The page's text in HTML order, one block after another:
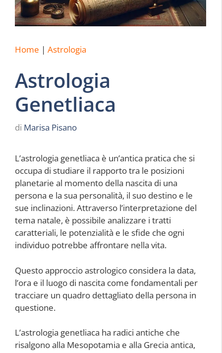
Home | Astrologia
Astrologia
Genetliaca
di Marisa Pisano
L’astrologia genetliaca è un’antica pratica che si
occupa di studiare il rapporto tra le posizioni
planetarie al momento della nascita di una
persona e la sua personalità, il suo destino e le
sue inclinazioni. Attraverso l’interpretazione del
tema natale, è possibile analizzare i tratti
caratteriali, le potenzialità e le sfide che ogni
individuo potrebbe affrontare nella vita.
Questo approccio astrologico considera la data,
l’ora e il luogo di nascita come fondamentali per
tracciare un quadro dettagliato della persona in
questione.
L’astrologia genetliaca ha radici antiche che
risalgono alla Mesopotamia e alla Grecia antica,